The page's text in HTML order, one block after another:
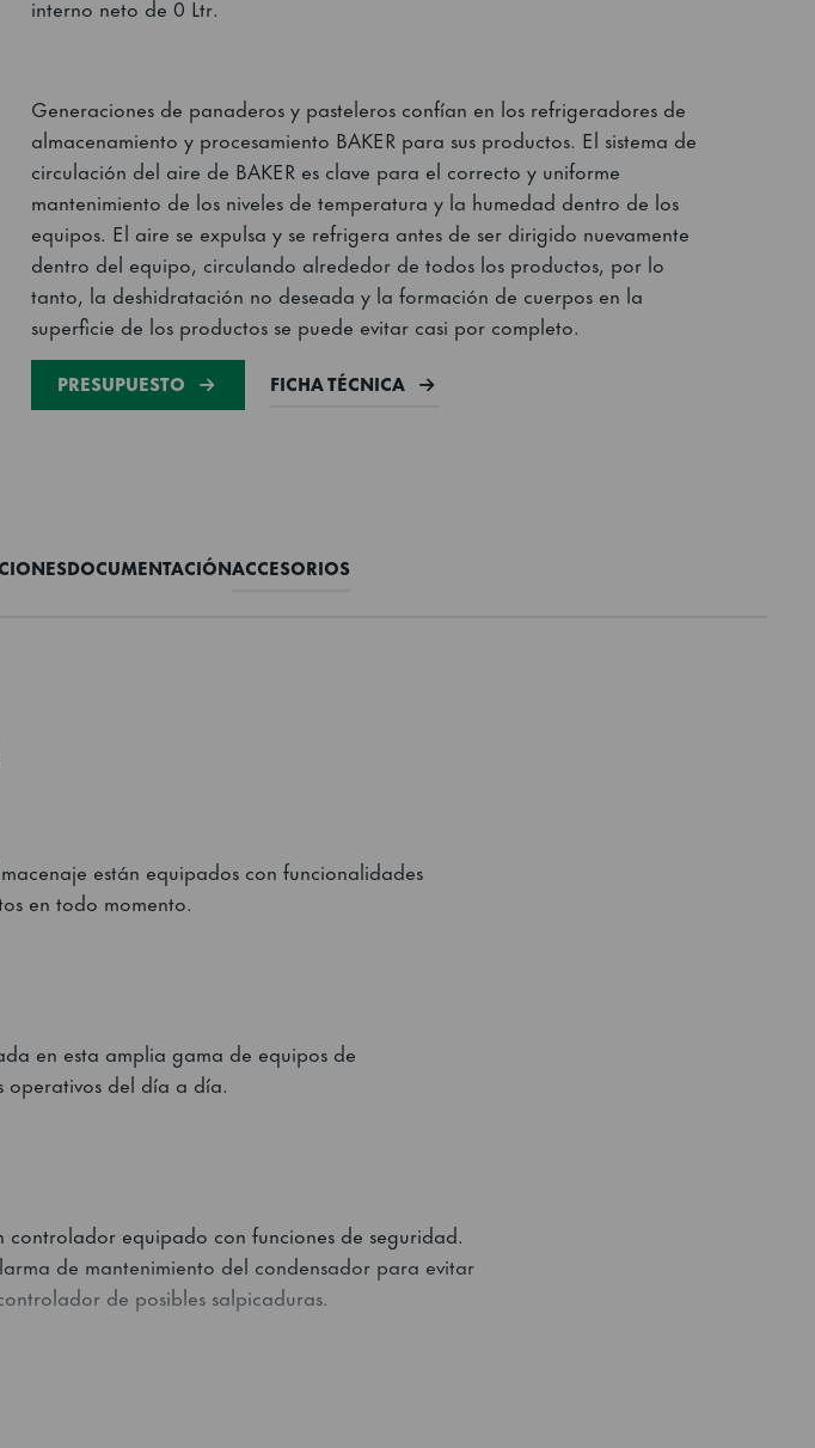
interno neto de 0 Ltr.
Generaciones de panaderos y pasteleros confían en los refrigeradores de
almacenamiento y procesamiento BAKER para sus productos. El sistema de
circulación del aire de BAKER es clave para el correcto y uniforme
mantenimiento de los niveles de temperatura y la humedad dentro de los
equipos. El aire se expulsa y se refrigera antes de ser dirigido nuevamente
dentro del equipo, circulando alrededor de todos los productos, por lo
tanto, la deshidratación no deseada y la formación de cuerpos en la
superficie de los productos se puede evitar casi por completo.
PRESUPUESTO FICHA TÉCNICA
DOCUMENTACIÓNACCESORIOS
están equipados con funcionalidades
en todo momento.
en esta amplia gama de equipos de
operativos del día a día.
controlador equipado con funciones de seguridad.
de mantenimiento del condensador para evitar
de posibles salpicaduras.